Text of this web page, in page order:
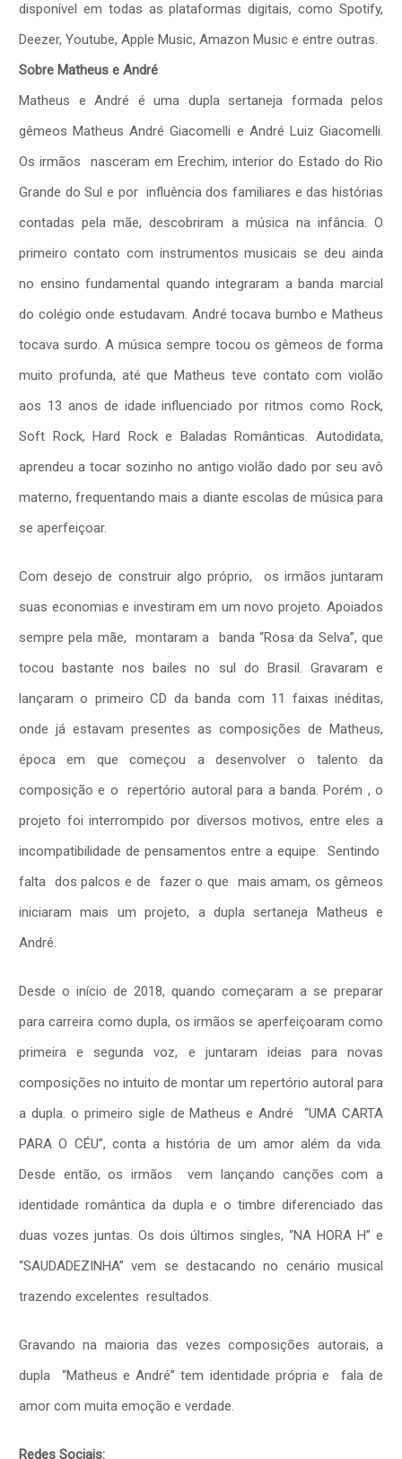
disponível em todas as plataformas digitais, como Spotify,
Deezer, Youtube, Apple Music, Amazon Music e entre outras.
Sobre Matheus e André
Matheus e André é uma dupla sertaneja formada pelos
gêmeos Matheus André Giacomelli e André Luiz Giacomelli.
Os irmãos nasceram em Erechim, interior do Estado do Rio
Grande do Sul e por influência dos familiares e das histórias
contadas pela mãe, descobriram a música na infância. O
primeiro contato com instrumentos musicais se deu ainda
no ensino fundamental quando integraram a banda marcial
do colégio onde estudavam. André tocava bumbo e Matheus
tocava surdo. A música sempre tocou os gêmeos de forma
muito profunda, até que Matheus teve contato com violão
aos 13 anos de idade influenciado por ritmos como Rock,
Soft Rock, Hard Rock e Baladas Românticas. Autodidata,
aprendeu a tocar sozinho no antigo violão dado por seu avô
materno, frequentando mais a diante escolas de música para
se aperfeiçoar.
Com desejo de construir algo próprio, os irmãos juntaram
suas economias e investiram em um novo projeto. Apoiados
sempre pela mãe, montaram a banda “Rosa da Selva”, que
tocou bastante nos bailes no sul do Brasil. Gravaram e
lançaram o primeiro CD da banda com 11 faixas inéditas,
onde já estavam presentes as composições de Matheus,
época em que começou a desenvolver o talento da
composição e o repertório autoral para a banda. Porém , o
projeto foi interrompido por diversos motivos, entre eles a
incompatibilidade de pensamentos entre a equipe. Sentindo
falta dos palcos e de fazer o que mais amam, os gêmeos
iniciaram mais um projeto, a dupla sertaneja Matheus e
André.
Desde o início de 2018, quando começaram a se preparar
para carreira como dupla, os irmãos se aperfeiçoaram como
primeira e segunda voz, e juntaram ideias para novas
composições no intuito de montar um repertório autoral para
a dupla. o primeiro sigle de Matheus e André“UMA CARTA
PARA O CÉU”, conta a história de um amor além da vida.
Desde então, os irmãos vem lançando canções com a
identidade romântica da dupla e o timbre diferenciado das
duas vozes juntas. Os dois últimos singles, “NA HORA H” e
“SAUDADEZINHA” vem se destacando no cenário musical
trazendo excelentes resultados.
Gravando na maioria das vezes composições autorais, a
dupla “Matheus e André” tem identidade própria e fala de
amor com muita emoção e verdade.
Redes Sociais: